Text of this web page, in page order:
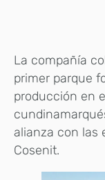
La compañía
primer parque
producción en
alianza con las
Cosenit.